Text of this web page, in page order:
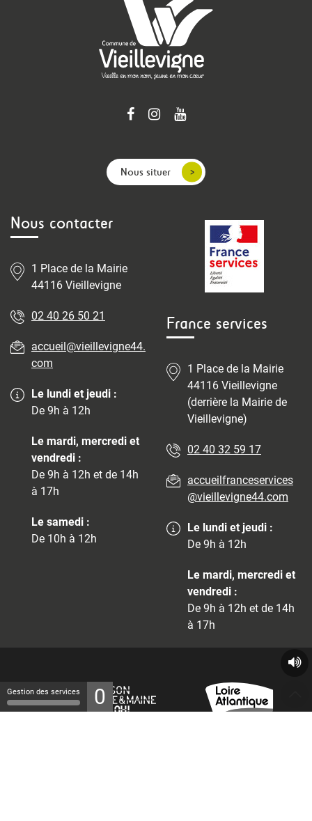
Nous situer
Nous contacter
1 Place de la Mairie
44116 Vieillevigne
02 40 26 50 21
accueil@vieillevigne44.
com
Le lundi et jeudi :
De 9h à 12h
Le mardi, mercredi et
vendredi :
De 9h à 12h et de 14h
à 17h
Le samedi :
De 10h à 12h
France services
1 Place de la Mairie
44116 Vieillevigne
(derrière la Mairie de
Vieillevigne)
02 40 32 59 17
accueilfranceservices
@vieillevigne44.com
Le lundi et jeudi :
De 9h à 12h
Le mardi, mercredi et
vendredi :
De 9h à 12h et de 14h
à 17h
Gestion des services 0